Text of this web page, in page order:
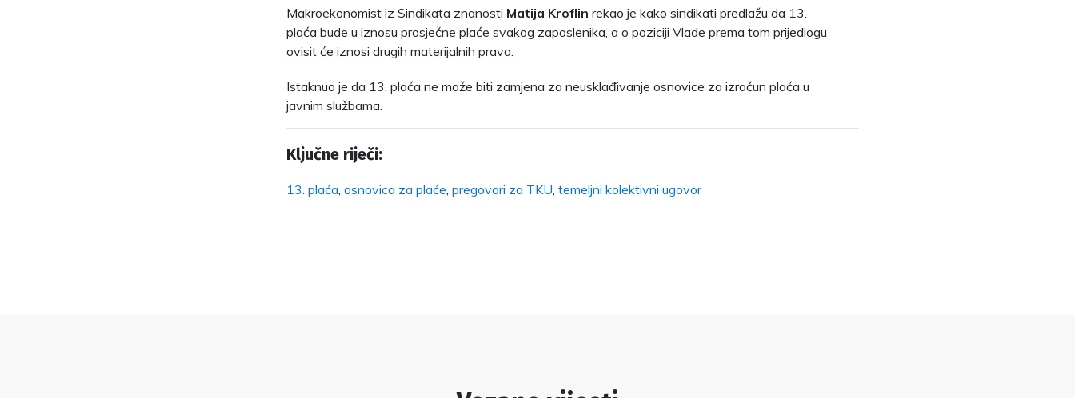
Makroekonomist iz Sindikata znanosti Matija Kroflin rekao je kako sindikati predlažu da 13.
plaća bude u iznosu prosječne plaće svakog zaposlenika, a o poziciji Vlade prema tom prijedlogu
ovisit će iznosi drugih materijalnih prava.
Istaknuo je da 13. plaća ne može biti zamjena za neusklađivanje osnovice za izračun plaća u
javnim službama.
Ključne riječi:
13. plaća osnovica za plaće pregovori za TKU temeljni kolektivni ugovor